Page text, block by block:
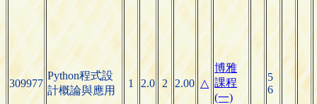
309977
Python程式設
計概論與應用
1 2.0 2 2.00 △
博雅
課程
(一)
5
6